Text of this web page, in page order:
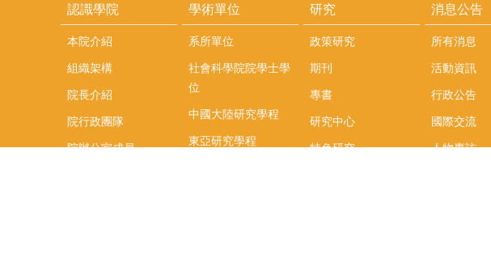
認識學院
本院介紹
組織架構
院長介紹
院行政團隊
院辦公室成員
學術單位
系所單位
社會科學院院學士學
位
中國大陸研究學程
東亞研究學程
研究
政策研究
期刊
專書
研究中心
特色研究
消息公告
所有消息
活動資訊
行政公告
國際交流
人物專訪